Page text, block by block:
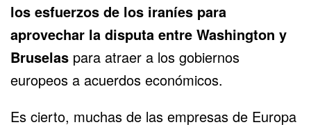
los esfuerzos de los iraníes para
aprovechar la disputa entre Washington y
Bruselas para atraer a los gobiernos
europeos a acuerdos económicos.
Es cierto, muchas de las empresas de Europa